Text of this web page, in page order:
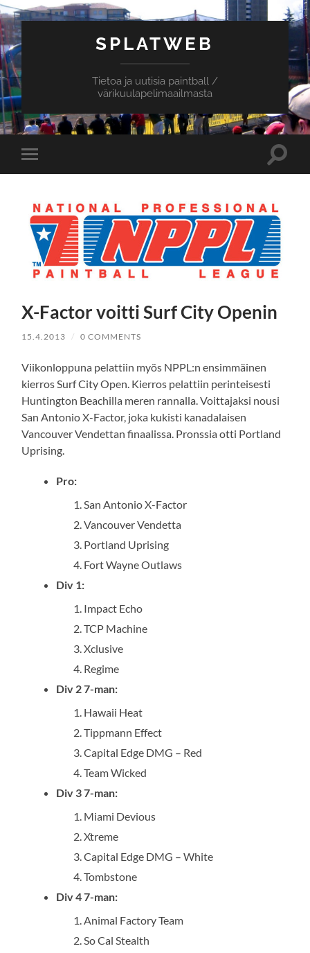
SPLATWEB
Tietoa ja uutisia paintball /
värikuulapelimaailmasta
Toggle
mobile
Toggle
X-Factor voitti Surf City Openin
15.4.2013 / 0 COMMENTS
Viikonloppuna pelattiin myös NPPL:n ensimmäinen
kierros Surf City Open. Kierros pelattiin perinteisesti
Huntington Beachilla meren rannalla. Voittajaksi nousi
San Antonio X-Factor, joka kukisti kanadalaisen
Vancouver Vendettan finaalissa. Pronssia otti Portland
Uprising.
Pro:
San Antonio X-Factor
Vancouver Vendetta
Portland Uprising
Fort Wayne Outlaws
Div 1:
Impact Echo
TCP Machine
Xclusive
Regime
Div 2 7-man:
Hawaii Heat
Tippmann Effect
Capital Edge DMG – Red
Team Wicked
Div 3 7-man:
Miami Devious
Xtreme
Capital Edge DMG – White
Tombstone
Div 4 7-man:
Animal Factory Team
So Cal Stealth